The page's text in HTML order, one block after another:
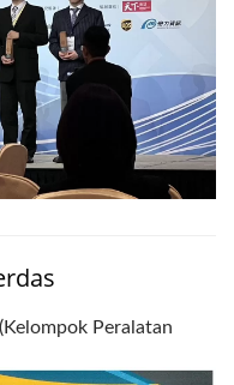
(Kelompok Peralatan